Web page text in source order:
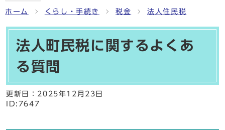
ホーム くらし・手続き 税金 法人住民税
法人町民税に関するよくあ
る質問
更新日： 2025年12月23日
ID:7647